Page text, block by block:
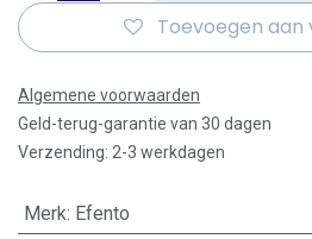
Toevoegen aan
Algemene voorwaarden
Geld-terug-garantie van 30 dagen
Verzending: 2-3 werkdagen
Merk: Efento